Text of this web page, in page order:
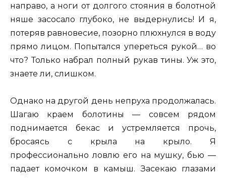
направо, а ноги от долгого стояния в болотной
няше засосало глубоко, не выдернулись! И я,
потеряв равновесие, позорно плюхнулся в воду
прямо лицом. Попытался упереться рукой… во
что? Только набрал полный рукав тины. Уж это,
знаете ли, слишком.
Однако на другой день непруха продолжалась.
Шагаю краем болотины — совсем рядом
поднимается бекас и устремляется прочь,
бросаясь с крыла на крыло. Я
профессионально ловлю его на мушку, бью —
падает комочком в камыш. Засекаю глазами